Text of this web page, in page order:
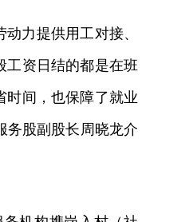
力提供用工对接、
工资日结的都是在班
时间，也保障了就业
务股副股长周晓龙介